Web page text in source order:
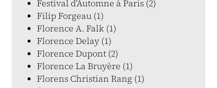
Festival d’Automne à Paris (2)
Filip Forgeau (1)
Florence A. Falk (1)
Florence Delay (1)
Florence Dupont (2)
Florence La Bruyère (1)
Florens Christian Rang (1)